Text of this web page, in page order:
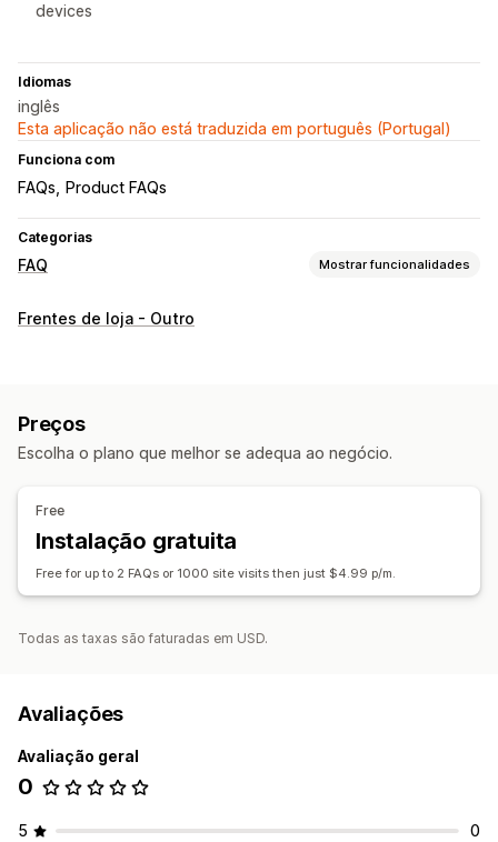
devices
Idiomas
inglês
Esta aplicação não está traduzida em português (Portugal)
Funciona com
FAQs Product FAQs
Categorias
FAQ Mostrar funcionalidades
Ferramentas de edição
Acordeões
Página de produto
Página de coleções
Página de FAQ
Frentes de loja - Outro
Preços
Escolha o plano que melhor se adequa ao negócio.
Free
Instalação gratuita
Free for up to 2 FAQs or 1000 site visits then just $4.99 p/m.
Todas as taxas são faturadas em USD.
Avaliações
Avaliação geral
0
5
0